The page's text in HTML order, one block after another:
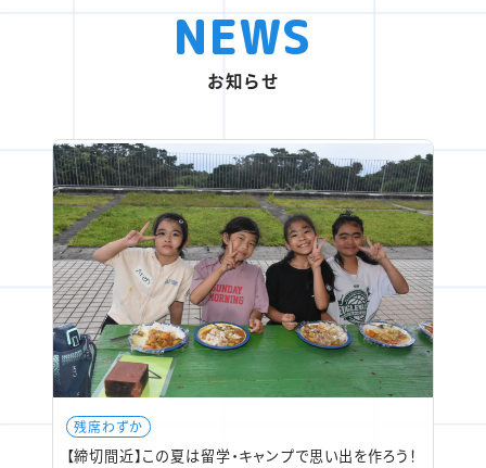
NEWS
お知らせ
残席わずか
【締切間近】この夏は留学・キャンプで思い出を作ろう！